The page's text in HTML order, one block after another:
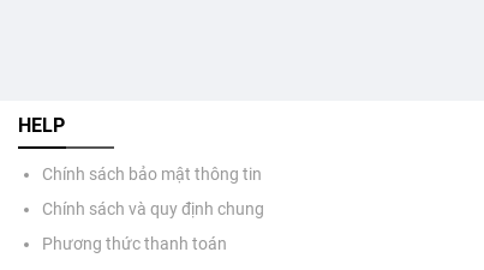
HELP
Chính sách bảo mật thông tin
Chính sách và quy định chung
Phương thức thanh toán